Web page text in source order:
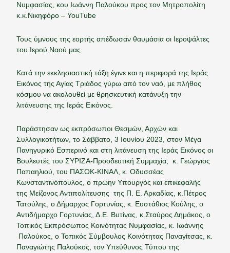
Νυμφασίας, κου Ιωάννη Παλούκου προς τον Μητροπολίτη
κ.κ.Νικηφόρο – YouTube
Τους ύμνους της εορτής απέδωσαν θαυμάσια οι Ιεροψάλτες
του Ιερού Ναού μας.
Κατά την εκκλησιαστική τάξη έγινε και η περιφορά της Ιεράς
Εικόνος της Αγίας Τριάδος γύρω από τον ναό, με πλήθος
κόσμου να ακολουθεί με θρησκευτική κατάνυξη την
λιτάνευσης της Ιεράς Εικόνος.
Παράστησαν ως εκπρόσωποι Θεσμών, Αρχών και
Συλλογικοτήτων, το Σάββατο, 3 Ιουνίου 2023, στον Μέγα
Πανηγυρικό Εσπερινό και στη λιτάνευση της Ιεράς Εικόνος οι
Βουλευτές του ΣΥΡΙΖΑ-Προοδευτική Συμμαχία, κ. Γεώργιος
Παπαηλιού, του ΠΑΣΟΚ-ΚΙΝΑΛ, κ. Οδυσσέας
Κωνσταντινόπουλος, ο πρώην Υπουργός και επικεφαλής
της Μείζονος Αντιπολίτευσης της Π. Ε. Αρκαδίας, κ.Πέτρος
Τατούλης, ο Δήμαρχος Γορτυνίας, κ. Ευστάθιος Κούλης, ο
Αντιδήμαρχο Γορτυνίας, Δ.Ε. Βυτίνας, κ.Σταύρος Δημάκος, ο
Τοπικός Εκπρόσωπος Κοινότητας Νυμφασίας, κ. Ιωάννης
Παλούκος, ο Τοπικός Σύμβουλος Κοινότητας Παναγίτσας, κ.
Παναγιώτης Παλούκος, τον Υπεύθυνος Τύπου της